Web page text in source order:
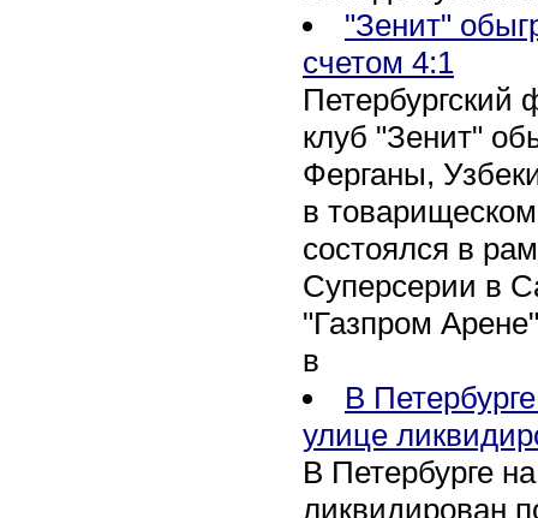
"Зенит"
счетом 4:1
Петербургский
клуб "Зенит"
Ферганы,
в
состоялся в
Суперсерии в
"Газпром
в
В
улице
В Петербурге
ликвидирован